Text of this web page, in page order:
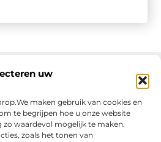
uw
maken gebruik van cookies en
te begrijpen hoe u onze website
waardevol mogelijk te maken.
zoals het tonen van